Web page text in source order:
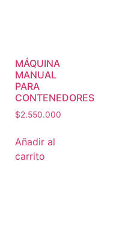
MÁQUINA
MANUAL
PARA
CONTENEDORES
$2.550.000
Añadir al
carrito